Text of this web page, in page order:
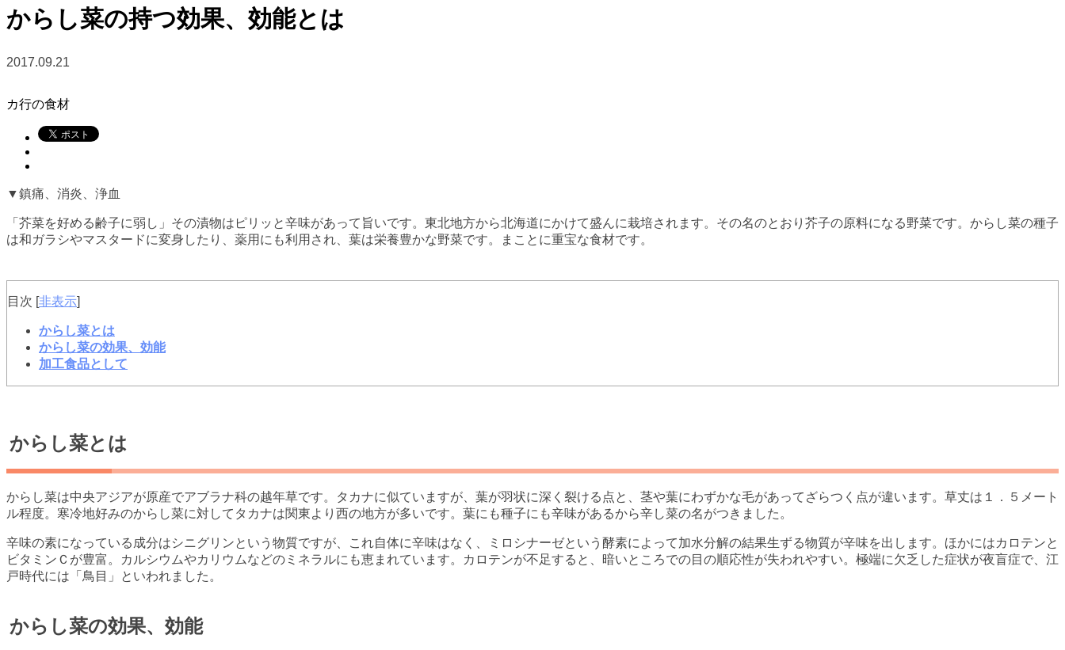
からし菜の持つ効果、効能とは
2017.09.21
カ行の食材
▼鎮痛、消炎、浄血
「芥菜を好める齢子に弱し」その漬物はピリッと辛味があって旨いです。東北地方から北海道にかけて盛んに栽培されます。その名のとおり芥子の原料になる野菜です。からし菜の種子
は和ガラシやマスタードに変身したり、薬用にも利用され、葉は栄養豊かな野菜です。まことに重宝な食材です。
目次 [非表示]
からし菜とは
からし菜の効果、効能
加工食品として
からし菜とは
からし菜は中央アジアが原産でアブラナ科の越年草です。タカナに似ていますが、葉が羽状に深く裂ける点と、茎や葉にわずかな毛があってざらつく点が違います。草丈は１．５メート
ル程度。寒冷地好みのからし菜に対してタカナは関東より西の地方が多いです。葉にも種子にも辛味があるから辛し菜の名がつきました。
辛味の素になっている成分はシニグリンという物質ですが、これ自体に辛味はなく、ミロシナーゼという酵素によって加水分解の結果生ずる物質が辛味を出します。ほかにはカロテンと
ビタミンＣが豊富。カルシウムやカリウムなどのミネラルにも恵まれています。カロテンが不足すると、暗いところでの目の順応性が失われやすい。極端に欠乏した症状が夜盲症で、江
戸時代には「鳥目」といわれました。
からし菜の効果、効能